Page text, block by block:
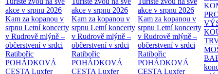
akce v srpnu 2026
Kam za kopanou v
srpnu Letní koncerty
v Rudrově mlýně –
občerstvení v srdci
Ratibořic
POHÁDKOVÁ
CESTA Luxfer
akce v srpnu 2026
Kam za kopanou v
srpnu Letní koncerty
v Rudrově mlýně –
občerstvení v srdci
Ratibořic
POHÁDKOVÁ
CESTA Luxfer
akce v srpnu 2026
Kam za kopanou v
srpnu Letní koncerty
v Rudrově mlýně –
občerstvení v srdci
Ratibořic
POHÁDKOVÁ
CESTA Luxfer